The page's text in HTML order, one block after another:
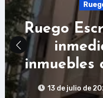
Ruego
inmuebles
13 de julio de